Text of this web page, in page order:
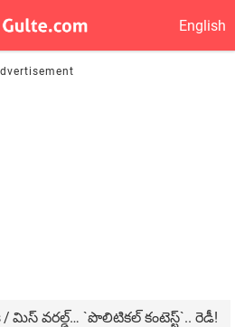
English
/ మిస్ వ‌రల్డ్… `పొలిటిక‌ల్ కంటెస్ట్‌`.. రెడీ!